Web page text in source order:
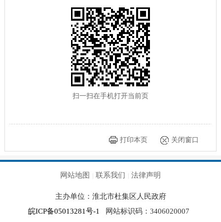
扫一扫在手机打开当前页
打印本页 关闭窗口
网站地图 联系我们 法律声明
主办单位：淮北市杜集区人民政府
皖ICP备05013281号-1
网站标识码：3406020007